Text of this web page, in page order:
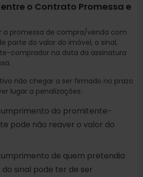
o Contrato Promessa e
a promessa de compra/venda com
parte do valor do imóvel, o sinal,
comprador na data da assinatura
não chegar a ser firmado no prazo
lugar a penalizações:
do promitente-
pode não reaver o valor do
de quem pretendia
sinal pode ter de ser